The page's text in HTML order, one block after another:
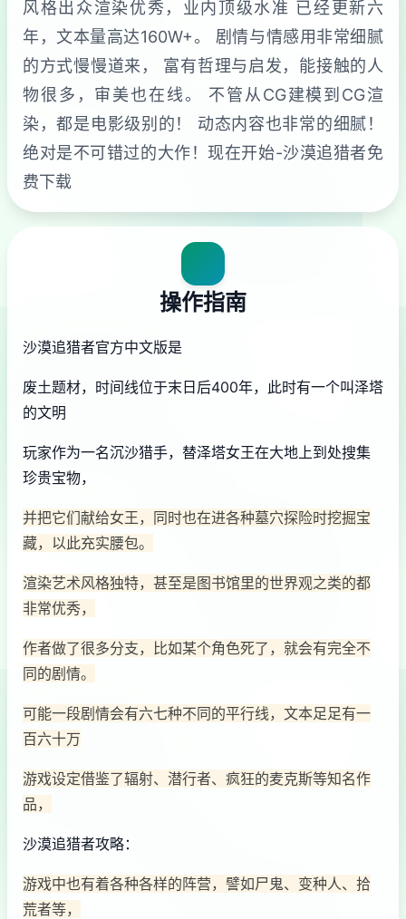
风格出众渲染优秀，业内顶级水准 已经更新六
年，文本量高达160W+。 剧情与情感用非常细腻
的方式慢慢道来， 富有哲理与启发，能接触的人
物很多，审美也在线。 不管从CG建模到CG渲
染，都是电影级别的！ 动态内容也非常的细腻！
绝对是不可错过的大作！现在开始-沙漠追猎者免
费下载
操作指南
沙漠追猎者官方中文版是
废土题材，时间线位于末日后400年，此时有一个叫泽塔
的文明
玩家作为一名沉沙猎手，替泽塔女王在大地上到处搜集
珍贵宝物，
并把它们献给女王，同时也在进各种墓穴探险时挖掘宝
藏，以此充实腰包。
渲染艺术风格独特，甚至是图书馆里的世界观之类的都
非常优秀，
作者做了很多分支，比如某个角色死了，就会有完全不
同的剧情。
可能一段剧情会有六七种不同的平行线，文本足足有一
百六十万
游戏设定借鉴了辐射、潜行者、疯狂的麦克斯等知名作
品，
沙漠追猎者攻略：
游戏中也有着各种各样的阵营，譬如尸鬼、变种人、拾
荒者等，